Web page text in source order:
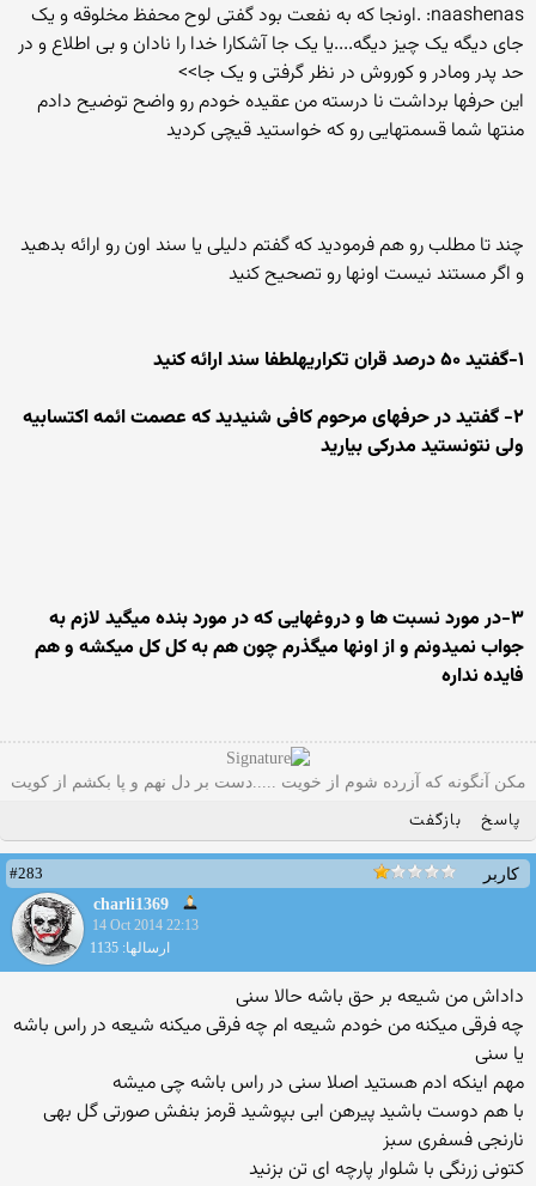
naashenas: .اونجا که به نفعت بود گفتی لوح محفظ مخلوقه و یک
جای دیگه یک چیز دیگه....یا یک جا آشکارا خدا را نادان و بی اطلاع و در
حد پدر ومادر و کوروش در نظر گرفتی و یک جا>>
این حرفها برداشت نا درسته من عقیده خودم رو واضح توضیح دادم
منتها شما قسمتهایی رو که خواستید قیچی کردید
چند تا مطلب رو هم فرمودید که گفتم دلیلی یا سند اون رو ارائه بدهید
و اگر مستند نیست اونها رو تصحیح کنید
۱-گفتید ۵۰ درصد قران تکراریهلطفا سند ارائه کنید
۲- گفتید در حرفهای مرحوم کافی شنیدید که عصمت ائمه اکتسابیه
ولی نتونستید مدرکی بیارید
۳-در مورد نسبت ها و دروغهایی که در مورد بنده میگید لازم به
جواب نمیدونم و از اونها میگذرم چون هم به کل کل میکشه و هم
فایده نداره
مکن آنگونه که آزرده شوم از خویت .....دست بر دل نهم و پا بکشم از کویت
پاسخ بازگفت
کاربر
#283
charli1369
14 Oct 2014 22:13
ارسالها: 1135
داداش من شیعه بر حق باشه حالا سنی
چه فرقی میکنه من خودم شیعه ام چه فرقی میکنه شیعه در راس باشه
یا سنی
مهم اینکه ادم هستید اصلا سنی در راس باشه چی میشه
با هم دوست باشید پیرهن ابی بپوشید قرمز بنفش صورتی گل بهی
نارنجی فسفری سبز
کتونی زرنگی با شلوار پارچه ای تن بزنید